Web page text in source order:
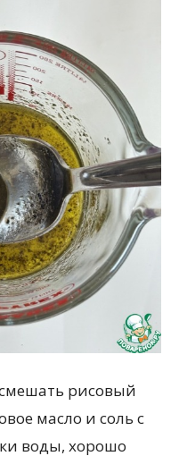
рисовый
масло и соль с
воды, хорошо